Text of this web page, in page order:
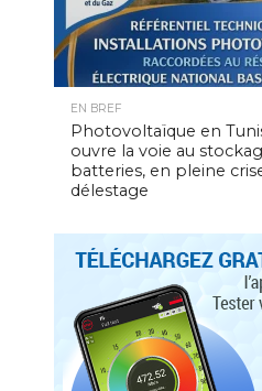
EN BREF
Photovoltaïque en
ouvre la voie au
batteries, en pleine
délestage